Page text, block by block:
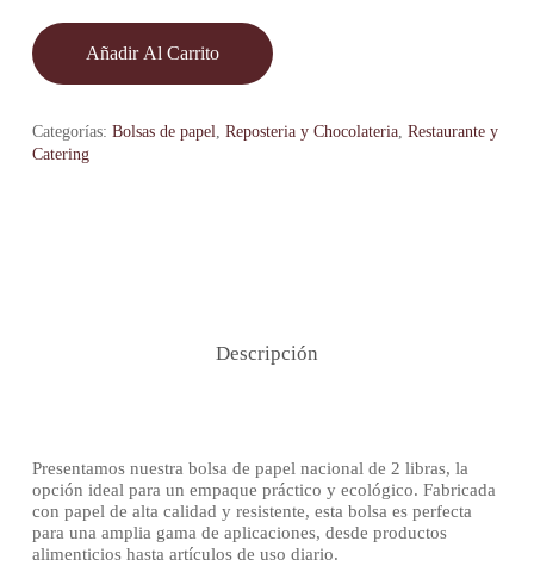
Añadir Al Carrito
Categorías: Bolsas de papel, Reposteria y Chocolateria, Restaurante y
Catering
Descripción
Presentamos nuestra bolsa de papel nacional de 2 libras, la
opción ideal para un empaque práctico y ecológico. Fabricada
con papel de alta calidad y resistente, esta bolsa es perfecta
para una amplia gama de aplicaciones, desde productos
alimenticios hasta artículos de uso diario.